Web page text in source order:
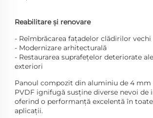
Reabilitare și renovare
- Reîmbrăcarea fațadelor clădirilor vechi
- Modernizare arhitecturală
- Restaurarea suprafețelor deteriorate
exteriori
Panoul compozit din aluminiu de 4 mm
PVDF ignifugă susține diverse nevoi de
oferind o performanță excelentă în
aplicații.